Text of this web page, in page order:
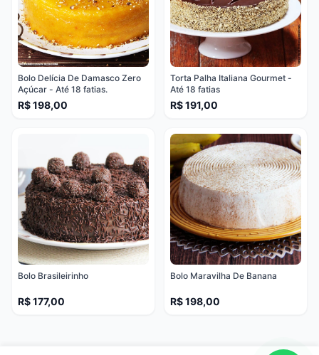
Bolo Delícia De Damasco Zero
Açúcar - Até 18 fatias.
R$ 198,00
Torta Palha Italiana Gourmet -
Até 18 fatias
R$ 191,00
Bolo Brasileirinho
R$ 177,00
Bolo Maravilha De Banana
R$ 198,00